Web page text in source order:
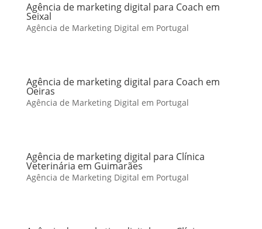
Agência de marketing digital para Coach em
Seixal
Agência de Marketing Digital em Portugal
Agência de marketing digital para Coach em
Oeiras
Agência de Marketing Digital em Portugal
Agência de marketing digital para Clínica
Veterinária em Guimarães
Agência de Marketing Digital em Portugal